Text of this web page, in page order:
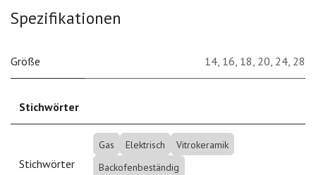
Spezifikationen
Größe 14, 16, 18, 20, 24, 28
Stichwörter
Stichwörter
Gas Elektrisch
Vitrokeramik
Backofenbeständig